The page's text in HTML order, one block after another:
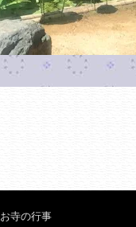
お寺の行事